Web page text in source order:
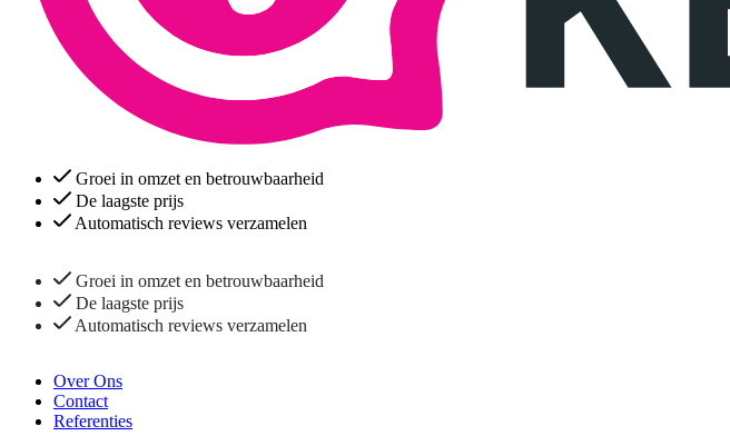
Groei in omzet en betrouwbaarheid
De laagste prijs
Automatisch reviews verzamelen
Groei in omzet en betrouwbaarheid
De laagste prijs
Automatisch reviews verzamelen
Over Ons
Contact
Referenties